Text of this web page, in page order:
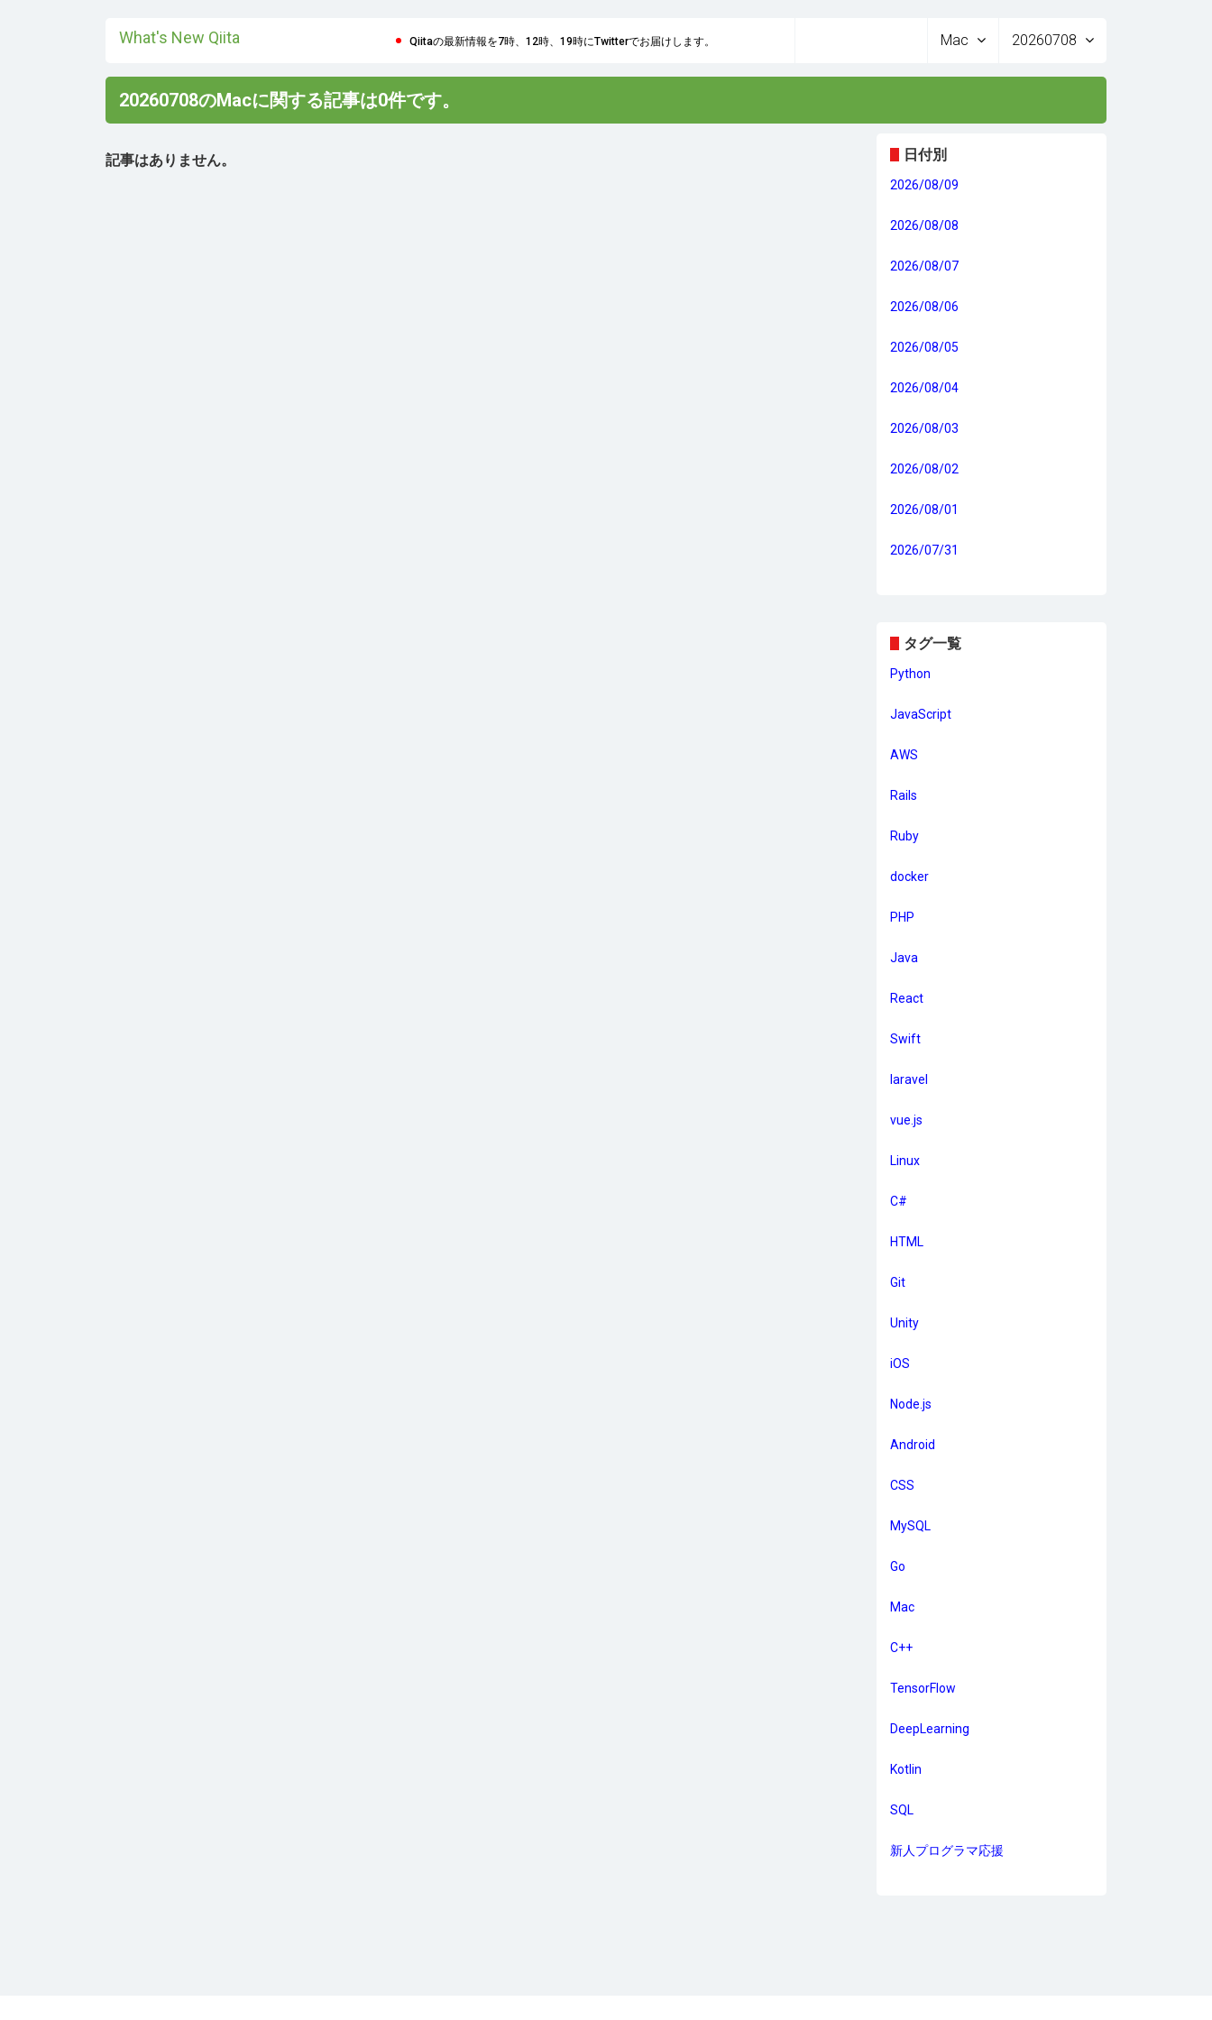
What's New Qiita Qiitaの最新情報を7時、12時、19時にTwitterでお届けします。 Mac 20260708
20260708のMacに関する記事は0件です。
記事はありません。 日付別
2026/08/09
2026/08/08
2026/08/07
2026/08/06
2026/08/05
2026/08/04
2026/08/03
2026/08/02
2026/08/01
2026/07/31
タグ一覧
Python
JavaScript
AWS
Rails
Ruby
docker
PHP
Java
React
Swift
laravel
vue.js
Linux
C#
HTML
Git
Unity
iOS
Node.js
Android
CSS
MySQL
Go
Mac
C++
TensorFlow
DeepLearning
Kotlin
SQL
新人プログラマ応援